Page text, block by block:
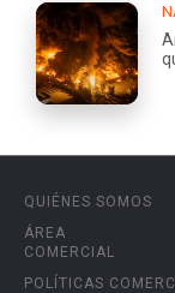
QUIÉNES SOMOS
ÁREA
COMERCIAL
POLÍTICAS